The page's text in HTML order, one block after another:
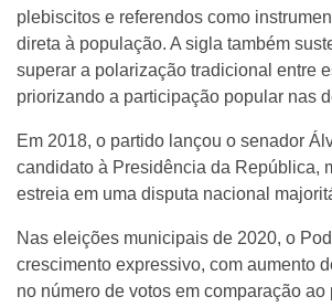
plebiscitos e referendos como
direta à população. A sigla também
superar a polarização tradicional entre
priorizando a participação popular nas
Em 2018, o partido lançou o senador
candidato à Presidência da República,
estreia em uma disputa nacional
Nas eleições municipais de 2020, o
crescimento expressivo, com aumento
no número de votos em comparação ao